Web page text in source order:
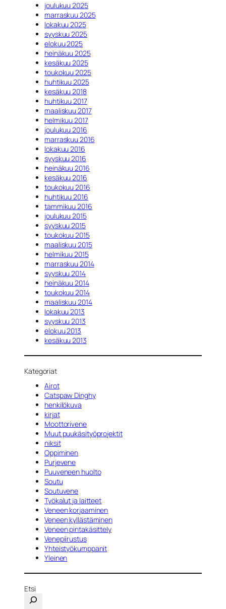
joulukuu 2025
marraskuu 2025
lokakuu 2025
syyskuu 2025
elokuu 2025
heinäkuu 2025
kesäkuu 2025
toukokuu 2025
huhtikuu 2025
kesäkuu 2018
huhtikuu 2017
maaliskuu 2017
helmikuu 2017
joulukuu 2016
marraskuu 2016
lokakuu 2016
syyskuu 2016
heinäkuu 2016
kesäkuu 2016
toukokuu 2016
huhtikuu 2016
tammikuu 2016
joulukuu 2015
syyskuu 2015
toukokuu 2015
maaliskuu 2015
helmikuu 2015
marraskuu 2014
syyskuu 2014
heinäkuu 2014
toukokuu 2014
maaliskuu 2014
lokakuu 2013
syyskuu 2013
elokuu 2013
kesäkuu 2013
Kategoriat
Airot
Catspaw Dinghy
henkilökuva
kirjat
Moottorivene
Muut puukäsityöprojektit
niksit
Oppiminen
Purjevene
Puuveneen huolto
Soutu
Soutuvene
Työkalut ja laitteet
Veneen korjaaminen
Veneen kyllästäminen
Veneen pintakäsittely
Venepiirustus
Yhteistyökumppanit
Yleinen
Etsi